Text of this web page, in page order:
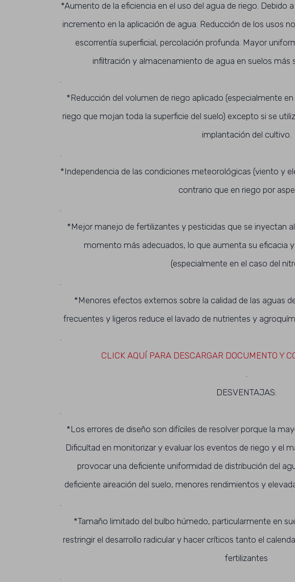
*Aumento de la eficiencia en el uso del agua de riego. Debido
incremento en la aplicación de agua. Reducción de los usos
escorrentía superficial, percolación profunda. Mayor
infiltración y almacenamiento de agua en suelos
.
*Reducción del volumen de riego aplicado (especialmente
riego que mojan toda la superficie del suelo) excepto si se
implantación del cultivo.
.
*Independencia de las condiciones meteorológicas (viento y
contrario que en riego por
.
*Mejor manejo de fertilizantes y pesticidas que se inyectan
momento más adecuados, lo que aumenta su eficacia
(especialmente en el caso del
.
*Menores efectos externos sobre la calidad de las aguas
frecuentes y ligeros reduce el lavado de nutrientes y
.
CLICK AQUÍ PARA DESCARGAR DOCUMENTO Y
.
DESVENTAJAS:
.
*Los errores de diseño son difíciles de resolver porque la
Dificultad en monitorizar y evaluar los eventos de riego y el
provocar una deficiente uniformidad de distribución del
deficiente aireación del suelo, menores rendimientos y
.
*Tamaño limitado del bulbo húmedo, particularmente en
restringir el desarrollo radicular y hacer críticos tanto el
fertilizantes
.